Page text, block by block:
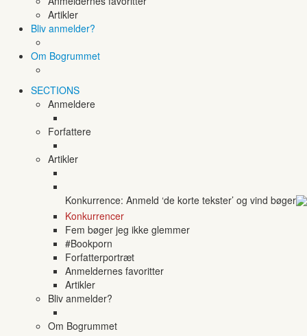
Artikler
Bliv anmelder?
Om Bogrummet
SECTIONS
Anmeldere
Forfattere
Artikler
Konkurrence: Anmeld ‘de korte tekster’ og vind bøger
Konkurrencer
Fem bøger jeg ikke glemmer
#Bookporn
Forfatterportræt
Anmeldernes favoritter
Artikler
Bliv anmelder?
Om Bogrummet